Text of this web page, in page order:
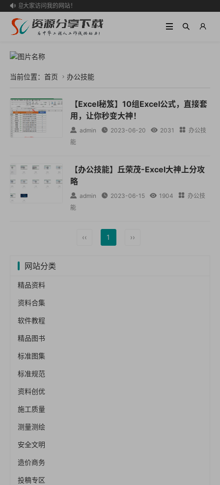

欢迎大家访问我的网站！
当前位置： 首页  办公技能
【Excel秘笈】10组Excel公式，直接套
用，让你秒变大神！
 admin  2023-06-20  2031  办公技
能
【办公技能】丘荣茂-Excel大神上分攻
略
 admin  2023-06-15  1904  办公技
能
‹‹ 1 ››
网站分类
精品资料
资料合集
软件教程
精品图书
标准图集
标准规范
资料创优
施工质量
测量测绘
安全文明
造价商务
投稿专区